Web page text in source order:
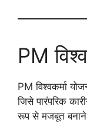
PM
PM विश्वकर्मा
जिसे पारंपरिक
रूप से मजबूत बनाने